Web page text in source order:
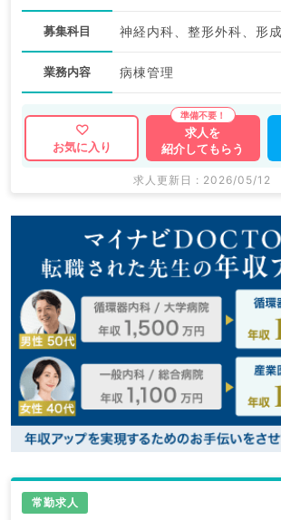
募集科目
業務内容 病棟管理
お気に入り
求人を
紹介してもらう
求人更新日 : 2026/05/12
常勤求人